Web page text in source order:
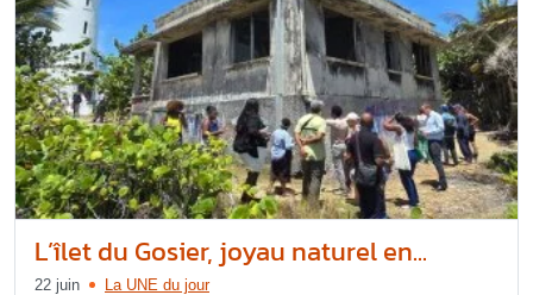
L’îlet du Gosier, joyau naturel en...
22 juin La UNE du jour